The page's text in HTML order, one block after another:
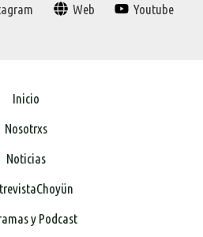
Web Youtube
Inicio
Nosotrxs
Noticias
y Podcast